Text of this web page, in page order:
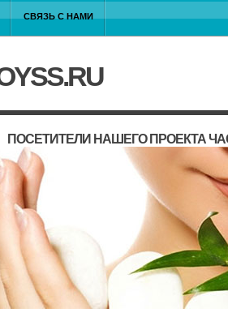
СВЯЗЬ С НАМИ
ПОСЕТИТЕЛИ НАШЕГО ПРОЕКТА